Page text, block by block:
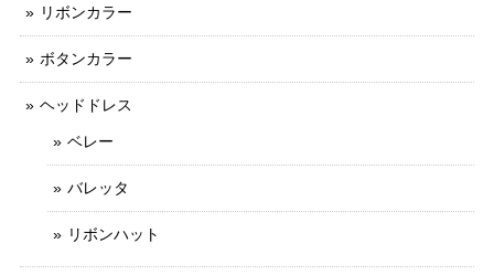
リボンカラー
ボタンカラー
ヘッドドレス
ベレー
バレッタ
リボンハット